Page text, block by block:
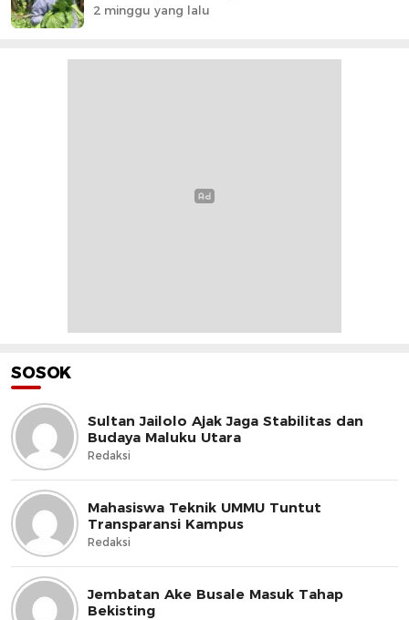
2 minggu yang lalu
SOSOK
Sultan Jailolo Ajak Jaga Stabilitas dan
Budaya Maluku Utara
Redaksi
Mahasiswa Teknik UMMU Tuntut
Transparansi Kampus
Redaksi
Jembatan Ake Busale Masuk Tahap
Bekisting